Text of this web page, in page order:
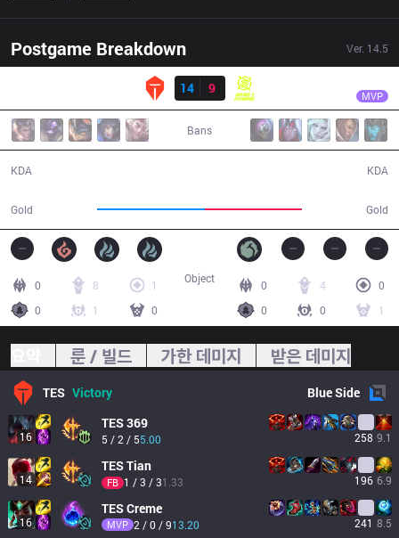
Postgame Breakdown Ver. 14.5
14
9 MVP
Bans
KDA
Gold Gold
KDA
0 8
1
0
1 0
0 4
0
0
0 1
Object
룬 / 빌드 가한 데미지 받은 데미지
TES Victory BlueSide
16
TES369
5 / 2 / 55.00 258 9.1
14
TESTian
FB 1 / 3 / 31.33 196 6.9
16
TESCreme
MVP 2 / 0 / 913.20 241 8.5